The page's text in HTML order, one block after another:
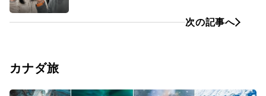
次の記事へ
カナダ旅